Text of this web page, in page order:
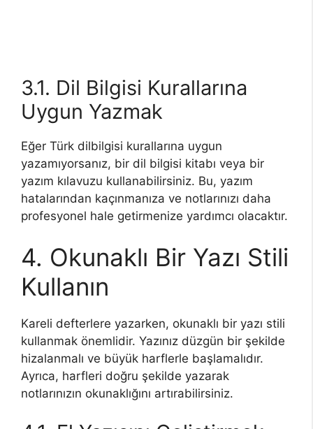
3.1. Dil Bilgisi Kurallarına
Uygun Yazmak
Eğer Türk dilbilgisi kurallarına uygun
yazamıyorsanız, bir dil bilgisi kitabı veya bir
yazım kılavuzu kullanabilirsiniz. Bu, yazım
hatalarından kaçınmanıza ve notlarınızı daha
profesyonel hale getirmenize yardımcı olacaktır.
4. Okunaklı Bir Yazı Stili
Kullanın
Kareli defterlere yazarken, okunaklı bir yazı stili
kullanmak önemlidir. Yazınız düzgün bir şekilde
hizalanmalı ve büyük harflerle başlamalıdır.
Ayrıca, harfleri doğru şekilde yazarak
notlarınızın okunaklığını artırabilirsiniz.